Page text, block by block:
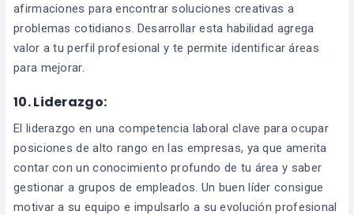
afirmaciones para encontrar soluciones creativas a
problemas cotidianos. Desarrollar esta habilidad agrega
valor a tu perfil profesional y te permite identificar áreas
para mejorar.
10. Liderazgo:
El liderazgo en una competencia laboral clave para ocupar
posiciones de alto rango en las empresas, ya que amerita
contar con un conocimiento profundo de tu área y saber
gestionar a grupos de empleados. Un buen líder consigue
motivar a su equipo e impulsarlo a su evolución profesional